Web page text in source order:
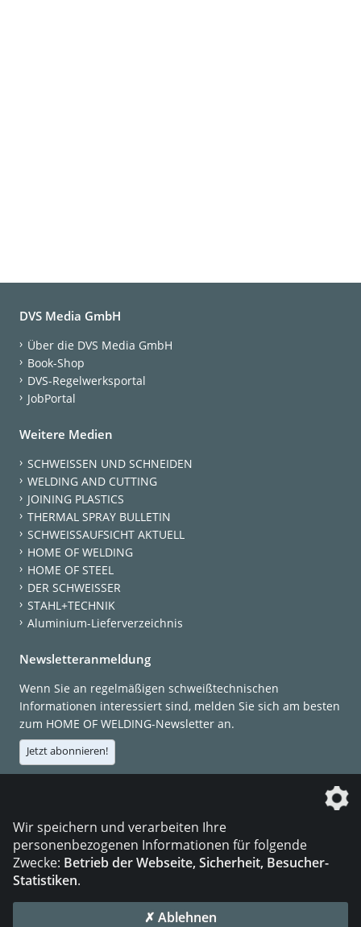
DVS Media GmbH
Über die DVS Media GmbH
Book-Shop
DVS-Regelwerksportal
JobPortal
Weitere Medien
SCHWEISSEN UND SCHNEIDEN
WELDING AND CUTTING
JOINING PLASTICS
THERMAL SPRAY BULLETIN
SCHWEISSAUFSICHT AKTUELL
HOME OF WELDING
HOME OF STEEL
DER SCHWEISSER
STAHL+TECHNIK
Aluminium-Lieferverzeichnis
Newsletteranmeldung
Wenn Sie an regelmäßigen schweißtechnischen
Informationen interessiert sind, melden Sie sich am besten
zum HOME OF WELDING-Newsletter an.
Jetzt abonnieren!
Wir speichern und verarbeiten Ihre
personenbezogenen Informationen für folgende
Zwecke: Betrieb der Webseite, Sicherheit, Besucher-
Statistiken.
✗ Ablehnen